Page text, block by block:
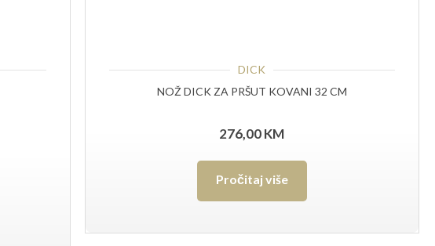
DICK
NOŽ DICK ZA PRŠUT KOVANI 32 CM
276,00KM
Pročitaj više